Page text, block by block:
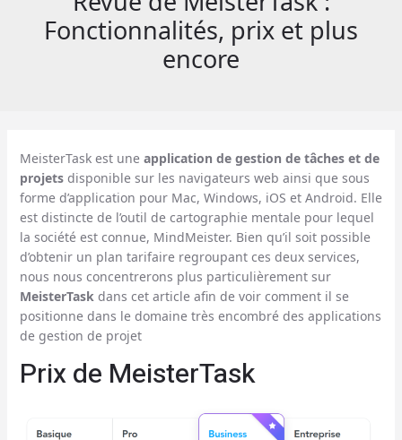
Fonctionnalités, prix et plus
encore
MeisterTask est une application de gestion de tâches et de
projetsdisponible sur les navigateurs web ainsi que sous
forme d’application pour Mac, Windows, iOS et Android. Elle
est distincte de l’outil de cartographie mentale pour lequel
la société est connue, MindMeister. Bien qu’il soit possible
d’obtenir un plan tarifaire regroupant ces deux services,
nous nous concentrerons plus particulièrement sur
MeisterTaskdans cet article afin de voir comment il se
positionne dans le domaine très encombré des applications
de gestion de projet
Prix de MeisterTask